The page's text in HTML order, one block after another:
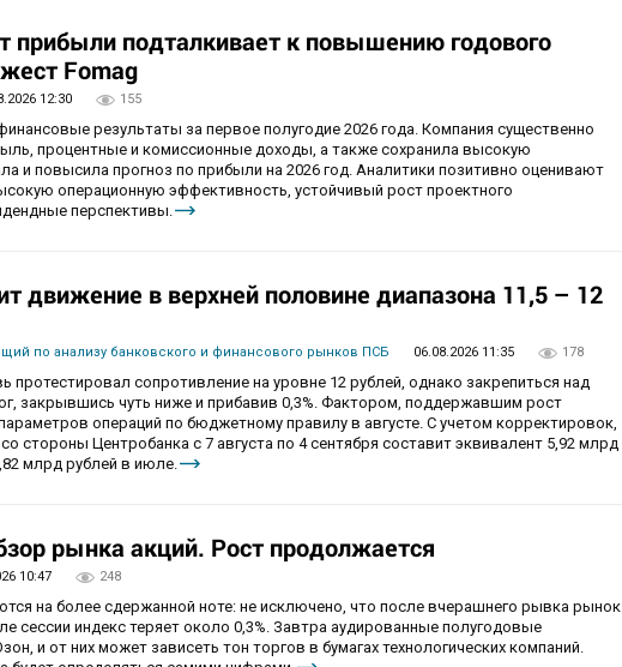
подталкивает к повышению годового
Fomag
12:30 155
результаты за первое полугодие 2026 года. Компания существенно
процентные и комиссионные доходы, а также сохранила высокую
и повысила прогноз по прибыли на 2026 год. Аналитики позитивно оценивают
операционную эффективность, устойчивый рост проектного
перспективы.
движение в верхней половине диапазона 11,5 – 12
по анализу банковского и финансового рынков ПСБ 06.08.2026 11:35 178
протестировал сопротивление на уровне 12 рублей, однако закрепиться над
закрывшись чуть ниже и прибавив 0,3%. Фактором, поддержавшим рост
операций по бюджетному правилу в августе. С учетом корректировок,
стороны Центробанка с 7 августа по 4 сентября составит эквивалент 5,92 млрд
млрд рублей в июле.
рынка акций. Рост продолжается
10:47 248
на более сдержанной ноте: не исключено, что после вчерашнего рывка рынок
сессии индекс теряет около 0,3%. Завтра аудированные полугодовые
и от них может зависеть тон торгов в бумагах технологических компаний.